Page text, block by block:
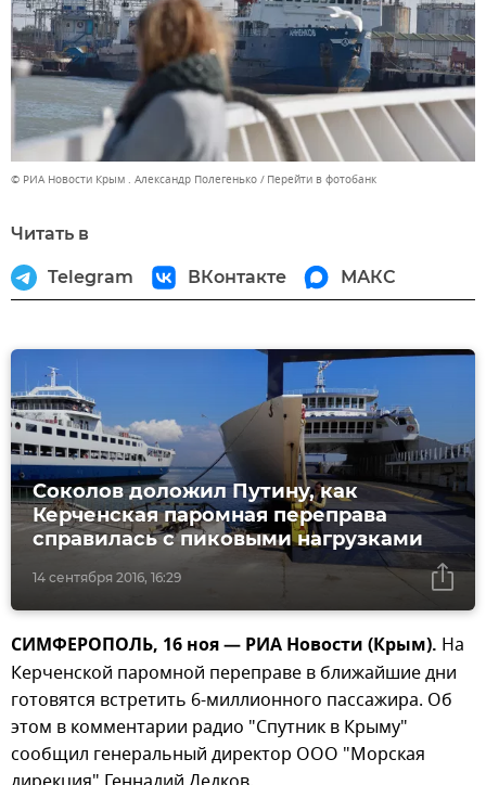
© РИА Новости Крым . Александр Полегенько Перейти в фотобанк
Читать в
Telegram ВКонтакте МАКС
14 сентября 2016, 16:29
Соколов доложил Путину, как
Керченская паромная переправа
справилась с пиковыми нагрузками
СИМФЕРОПОЛЬ, 16 ноя — РИА Новости (Крым). На
Керченской паромной переправе в ближайшие дни
готовятся встретить 6-миллионного пассажира. Об
этом в комментарии радио "Спутник в Крыму"
сообщил генеральный директор ООО "Морская